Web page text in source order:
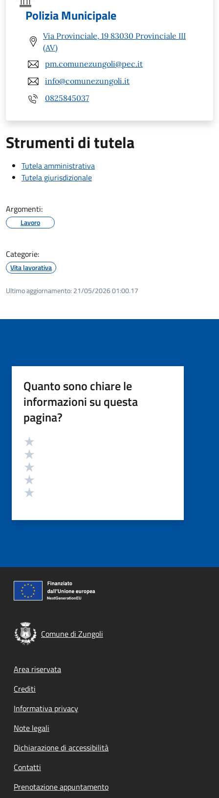
Polizia Municipale
Via Provinciale, 19 83030 Provinciale III
(AV)
pm.comunezungoli@pec.it
info@comunezungoli.it
0825845037
Strumenti di tutela
Tutela amministrativa
Tutela giurisdizionale
Argomenti:
Lavoro
Categorie:
Vita lavorativa
Ultimo aggiornamento: 21/05/2026 01:00.17
Quanto sono chiare le
informazioni su questa
pagina?
Valutazione
Comune di Zungoli
Footer menu
Area riservata
Crediti
Informativa privacy
Note legali
Dichiarazione di accessibilità
Contatti
Prenotazione appuntamento